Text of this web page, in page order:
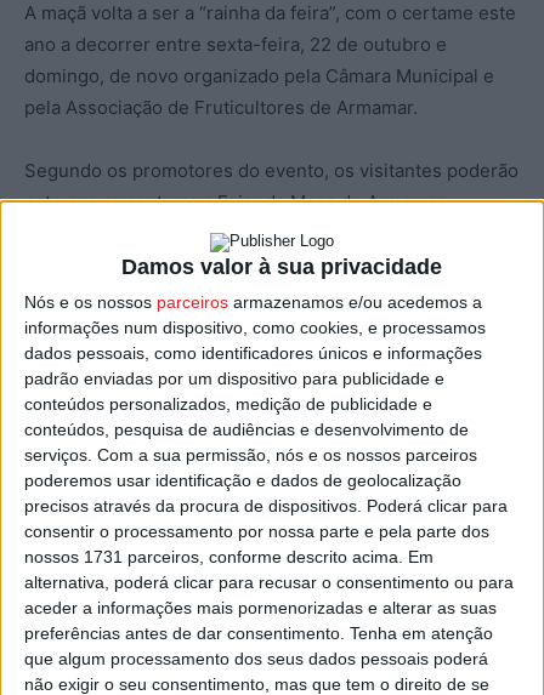
Damos valor à sua privacidade
Nós e os nossos parceiros armazenamos e/ou acedemos a
informações num dispositivo, como cookies, e processamos
dados pessoais, como identificadores únicos e informações
padrão enviadas por um dispositivo para publicidade e
conteúdos personalizados, medição de publicidade e
conteúdos, pesquisa de audiências e desenvolvimento de
serviços. Com a sua permissão, nós e os nossos parceiros
poderemos usar identificação e dados de geolocalização
precisos através da procura de dispositivos. Poderá clicar para
consentir o processamento por nossa parte e pela parte dos
nossos 1731 parceiros, conforme descrito acima. Em
alternativa, poderá clicar para recusar o consentimento ou para
aceder a informações mais pormenorizadas e alterar as suas
preferências antes de dar consentimento. Tenha em atenção
que algum processamento dos seus dados pessoais poderá
não exigir o seu consentimento, mas que tem o direito de se
A maçã volta a ser a “rainha da feira”, com o certame este
ano a decorrer entre sexta-feira, 22 de outubro e
domingo, de novo organizado pela Câmara Municipal e
pela Associação de Fruticultores de Armamar.
Segundo os promotores do evento, os visitantes poderão
este ano encontrar na Feira da Maça de Armamar,
produto de grande qualidade, quer ao nível de calibre do
fruto quer da quantidade maçã que estará disponível no
certame.
Segundo a autarquia de Armamar, a qualidade do produto
deverá ter reflexo no preço final que este ano deverá ser
mais elevado em comparação com os anos anteriores,
proporcionando um bom retorno financeiro aos
produtores da região.
Um aumento de preço que segundo os organizadores da
feira reflete ainda os custos de produção numa altura em
que os preços com combustíveis e com a energia elétrica
que alimenta os sistemas de armazenagem de frio, estão
nos valores mais altos dos últimos anos.